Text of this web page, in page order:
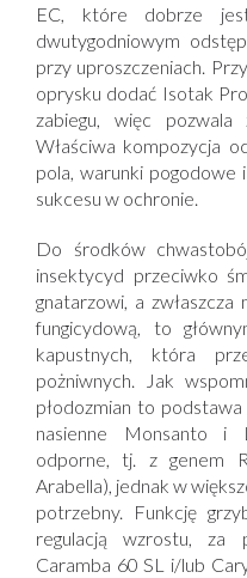
EC, które dobrze
dwutygodniowym
przy uproszczeniach.
oprysku dodać Isotak
zabiegu, więc pozwala
Właściwa kompozycja
pola, warunki pogodowe
sukcesu w ochronie.
Do środków
insektycyd przeciwko
gnatarzowi, a
fungicydową, to
kapustnych, która
pożniwnych. Jak
płodozmian to
nasienne Monsanto i
odporne, tj. z genem
Arabella), jednak w
potrzebny. Funkcję
regulacją wzrostu, za
Caramba 60 SL i/lub